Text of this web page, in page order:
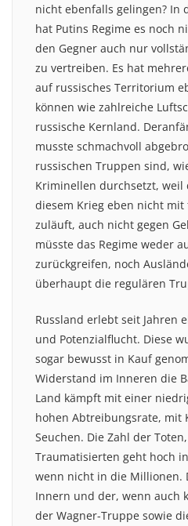
nicht ebenfalls gelingen? In
hat Putins Regime es noch
den Gegner auch nur
zu vertreiben. Es hat
auf russisches Territorium
können wie zahlreiche
russische Kernland.
musste schmachvoll
russischen Truppen sind,
Kriminellen durchsetzt, weil
diesem Krieg eben nicht mit
zuläuft, auch nicht gegen
müsste das Regime weder
zurückgreifen, noch
überhaupt die regulären
Russland erlebt seit Jahren
und Potenzialflucht. Diese
sogar bewusst in Kauf
Widerstand im Inneren die
Land kämpft mit einer
hohen Abtreibungsrate, mit
Seuchen. Die Zahl der
Traumatisierten geht hoch
wenn nicht in die Millionen.
Innern und der, wenn auch
der Wagner-Truppe sowie